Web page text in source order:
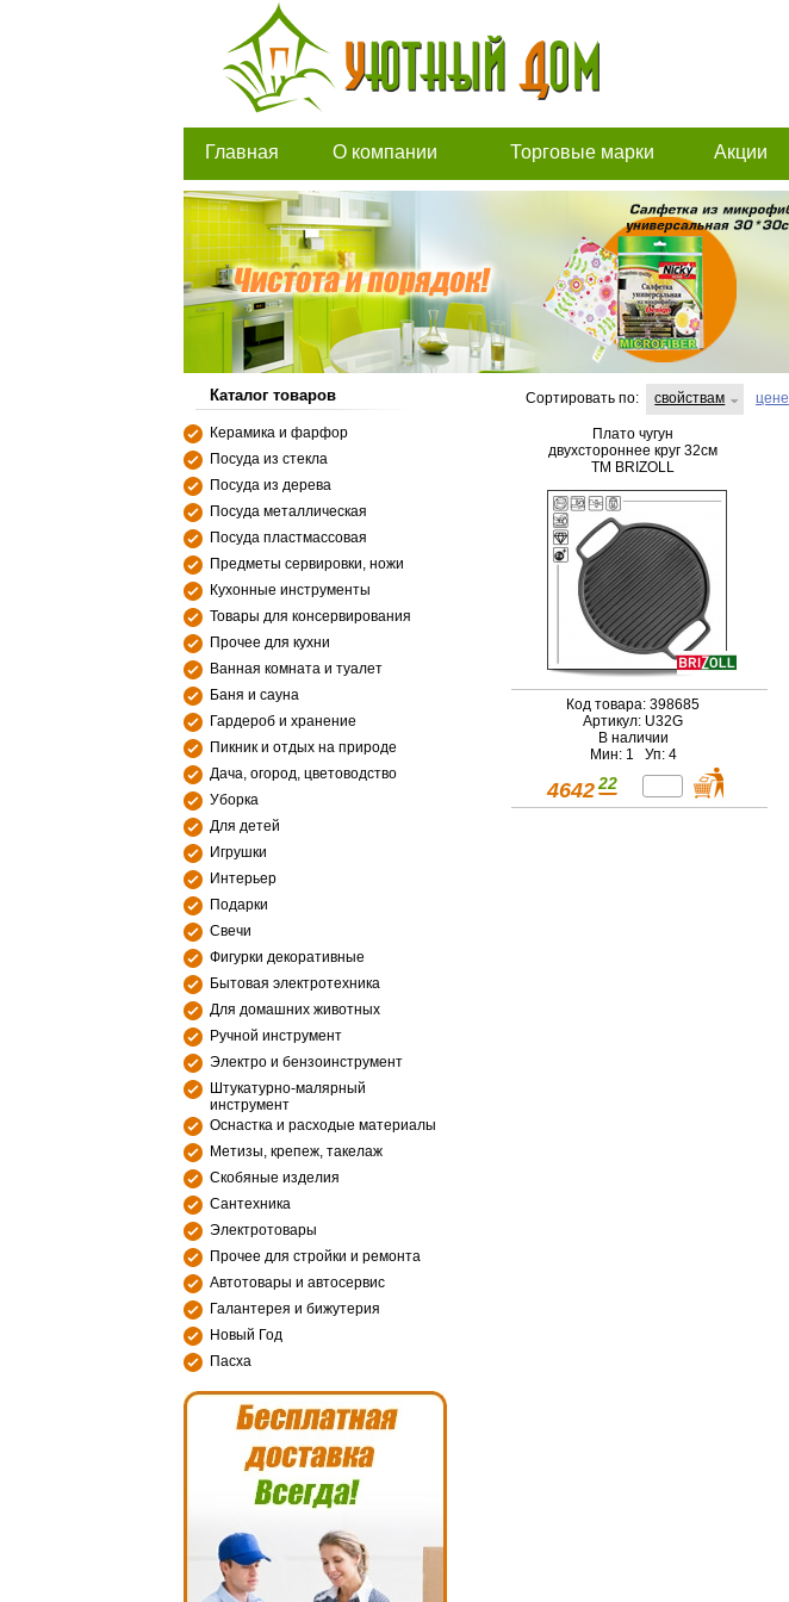
Главная О компании Торговые марки Акции
Каталог товаров
Керамика и фарфор
Посуда из стекла
Посуда из дерева
Посуда металлическая
Посуда пластмассовая
Предметы сервировки, ножи
Кухонные инструменты
Товары для консервирования
Прочее для кухни
Ванная комната и туалет
Баня и сауна
Гардероб и хранение
Пикник и отдых на природе
Дача, огород, цветоводство
Уборка
Для детей
Игрушки
Интерьер
Подарки
Свечи
Фигурки декоративные
Бытовая электротехника
Для домашних животных
Ручной инструмент
Электро и бензоинструмент
Штукатурно-малярный
инструмент
Оснастка и расходые материалы
Метизы, крепеж, такелаж
Скобяные изделия
Сантехника
Электротовары
Прочее для стройки и ремонта
Автотовары и автосервис
Галантерея и бижутерия
Новый Год
Пасха
Сортировать по: свойствам цене
Плато чугун
двухстороннее круг 32см
TM BRIZOLL
Код товара: 398685
Артикул: U32G
В наличии
Мин: 1 Уп: 4
4642 22